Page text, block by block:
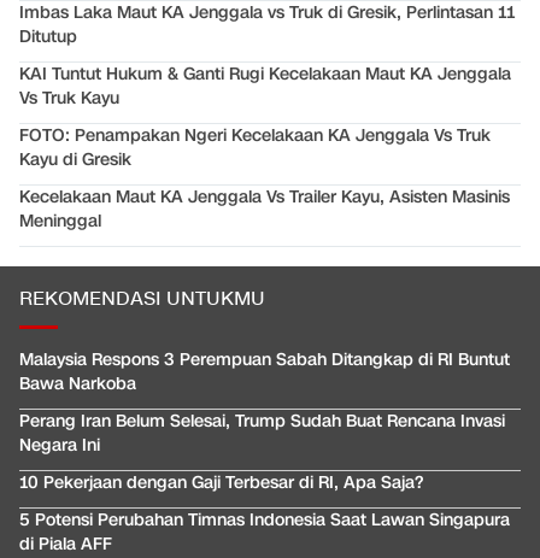
Imbas Laka Maut KA Jenggala vs Truk di Gresik, Perlintasan 11
Ditutup
KAI Tuntut Hukum & Ganti Rugi Kecelakaan Maut KA Jenggala
Vs Truk Kayu
FOTO: Penampakan Ngeri Kecelakaan KA Jenggala Vs Truk
Kayu di Gresik
Kecelakaan Maut KA Jenggala Vs Trailer Kayu, Asisten Masinis
Meninggal
REKOMENDASI UNTUKMU
Malaysia Respons 3 Perempuan Sabah Ditangkap di RI Buntut
Bawa Narkoba
Perang Iran Belum Selesai, Trump Sudah Buat Rencana Invasi
Negara Ini
10 Pekerjaan dengan Gaji Terbesar di RI, Apa Saja?
5 Potensi Perubahan Timnas Indonesia Saat Lawan Singapura
di Piala AFF